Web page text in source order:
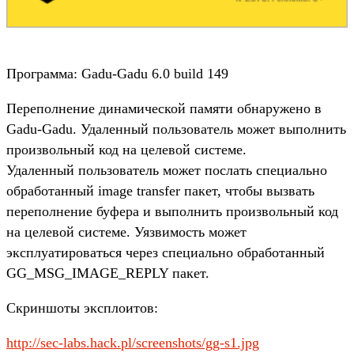
Программа: Gadu-Gadu 6.0 build 149
Переполнение динамической памяти обнаружено в
Gadu-Gadu. Удаленный пользователь может выполнить
произвольный код на целевой системе.
Удаленный пользователь может послать специально
обработанный image transfer пакет, чтобы вызвать
переполнение буфера и выполнить произвольный код
на целевой системе. Уязвимость может
эксплуатироваться через специально обработанный
GG_MSG_IMAGE_REPLY пакет.
Скриншоты эксплоитов:
http://sec-labs.hack.pl/screenshots/gg-s1.jpg